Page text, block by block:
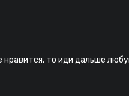
нравится, то иди дальше